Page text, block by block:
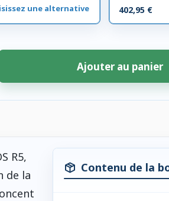
une alternative 402,95 €
Ajouter au panier
R5,
de la
Contenu de la